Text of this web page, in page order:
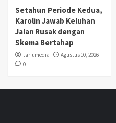
Setahun Periode Kedua,
Karolin Jawab Keluhan
Jalan Rusak dengan
Skema Bertahap
tariumedia
Agustus 10, 2026
0